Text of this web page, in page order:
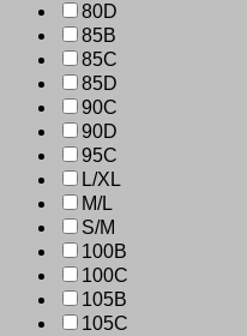
80D
85B
85C
85D
90C
90D
95C
L/XL
M/L
S/M
100B
100C
105B
105C